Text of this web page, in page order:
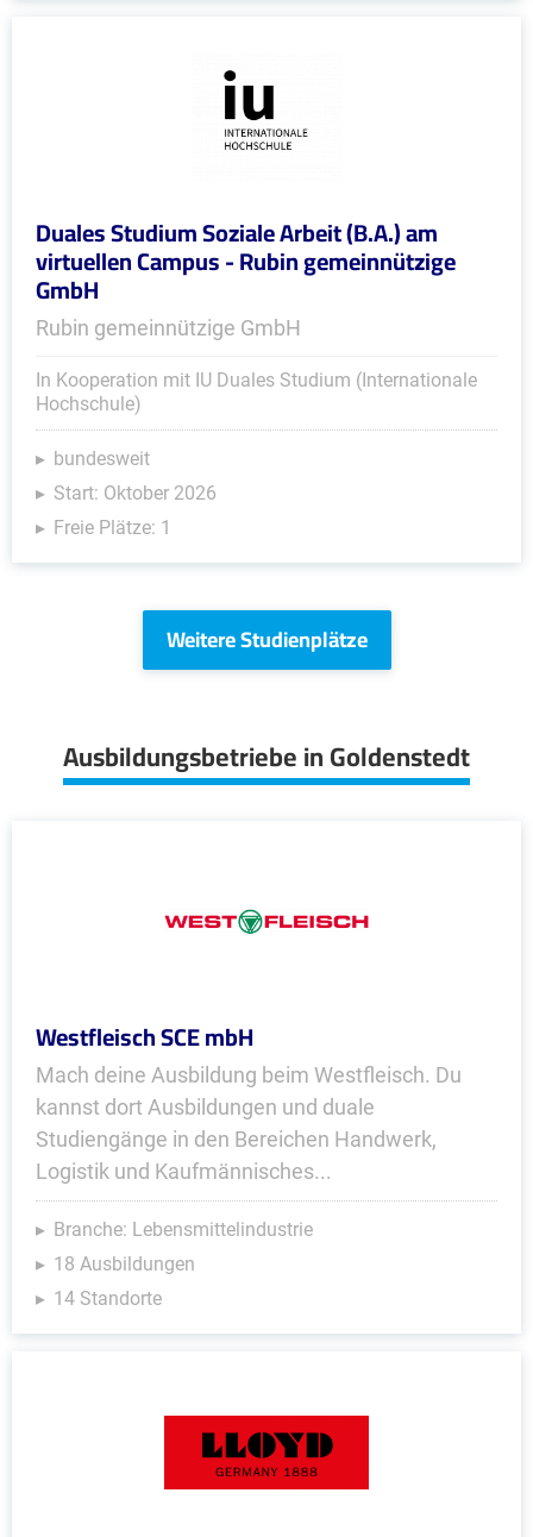
Duales Studium Soziale Arbeit (B.A.) am
virtuellen Campus - Rubin gemeinnützige
GmbH
Rubin gemeinnützige GmbH
In Kooperation mit IU Duales Studium (Internationale
Hochschule)
bundesweit
Start: Oktober 2026
Freie Plätze: 1
Weitere Studienplätze
Ausbildungsbetriebe in Goldenstedt
Westfleisch SCE mbH
Mach deine Ausbildung beim Westfleisch. Du
kannst dort Ausbildungen und duale
Studiengänge in den Bereichen Handwerk,
Logistik und Kaufmännisches...
Branche: Lebensmittelindustrie
18 Ausbildungen
14 Standorte